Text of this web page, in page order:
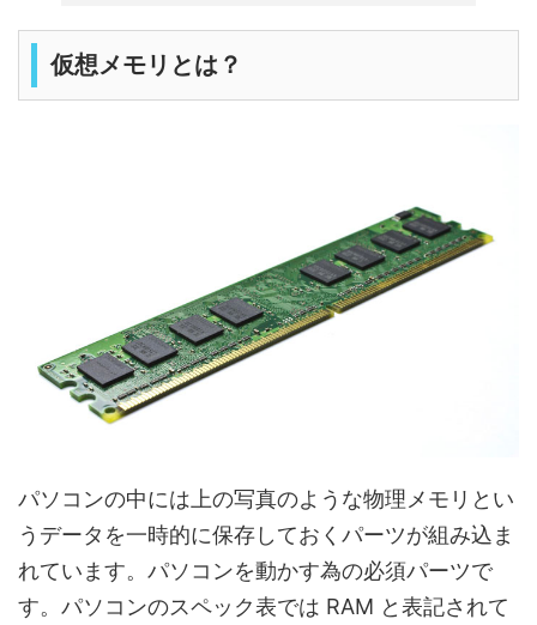
仮想メモリとは？
パソコンの中には上の写真のような物理メモリとい
うデータを一時的に保存しておくパーツが組み込ま
れています。パソコンを動かす為の必須パーツで
す。パソコンのスペック表では RAM と表記されて